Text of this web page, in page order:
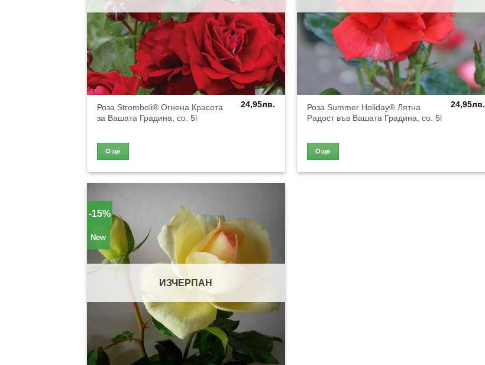
Роза Stromboli® Огнена Красота
за Вашата Градина, co. 5l
24,95лв.
Още
Роза Summer Holiday® Лятна
Радост във Вашата Градина, co. 5l
24,95лв.
Още
-15%
New
ИЗЧЕРПАН